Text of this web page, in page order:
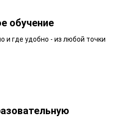
обучение
и где удобно - из любой точки